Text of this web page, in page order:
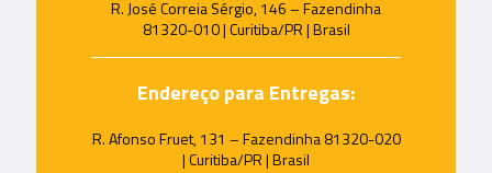
R. José Correia Sérgio, 146 – Fazendinha
81320-010 | Curitiba/PR | Brasil
Endereço para Entregas:
R. Afonso Fruet, 131 – Fazendinha 81320-020
| Curitiba/PR | Brasil